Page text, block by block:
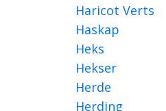
Haricot Verts
Haskap
Heks
Hekser
Herde
Herding